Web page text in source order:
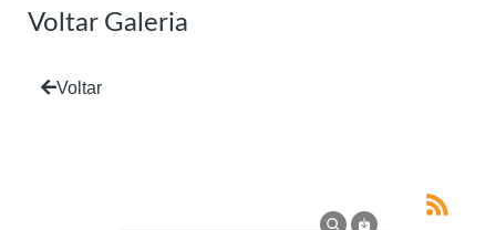
Voltar Galeria
Voltar